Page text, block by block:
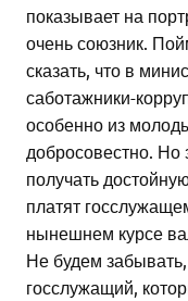
показывает на
очень союзник.
сказать, что в
саботажники-
особенно из
добросовестно. Но
получать
платят
нынешнем курсе
Не будем забывать,
госслужащий,